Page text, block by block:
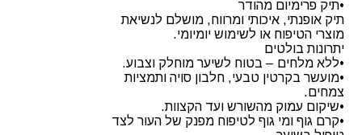
•תיק פרימיום מהודר
תיק אופנתי, איכותי ומרווח, מושלם לנשיאת
מוצרי הטיפוח או לשימוש יומיומי.
יתרונות בולטים
•ללא מלחים – בטוח לשיער מוחלק וצבוע.
•מועשר בקרטין טבעי, חלבון סויה ותמציות
צמחים.
•שיקום עמוק מהשורש ועד הקצוות.
•קרם גוף ומי גוף לטיפוח מפנק של העור לצד